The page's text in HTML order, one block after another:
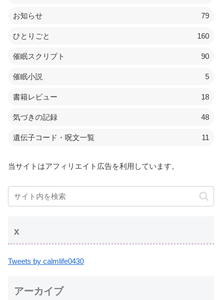
お知らせ 79
ひとりごと 160
催眠スクリプト 90
催眠小説 5
書籍レビュー 18
気づきの記録 48
遺伝子コード・呪文一覧 11
当サイトはアフィリエイト広告を利用しています。
x
Tweets by calmlife0430
アーカイブ